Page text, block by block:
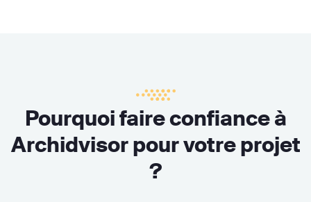
Pourquoi faire confiance à
Archidvisor pour votre projet
?